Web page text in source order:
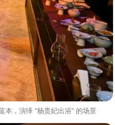
，演绎 “杨贵妃出浴” 的场景